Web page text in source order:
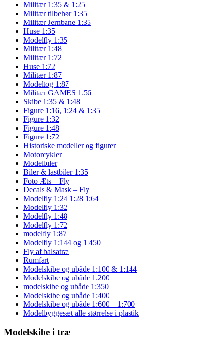
Militær 1:35 & 1:25
Militær tilbehør 1:35
Militær Jernbane 1:35
Huse 1:35
Modelfly 1:35
Militær 1:48
Militær 1:72
Huse 1:72
Militær 1:87
Modeltog 1:87
Militær GAMES 1:56
Skibe 1:35 & 1:48
Figure 1:16, 1:24 & 1:35
Figure 1:32
Figure 1:48
Figure 1:72
Historiske modeller og figurer
Motorcykler
Modelbiler
Biler & lastbiler 1:35
Foto Æts – Fly
Decals & Mask – Fly
Modelfly 1:24 1:28 1:64
Modelfly 1:32
Modelfly 1:48
Modelfly 1:72
modelfly 1:87
Modelfly 1:144 og 1:450
Fly af balsatræ
Rumfart
Modelskibe og ubåde 1:100 & 1:144
Modelskibe og ubåde 1:200
modelskibe og ubåde 1:350
Modelskibe og ubåde 1:400
Modelskibe og ubåde 1:600 – 1:700
Modelbyggesæt alle størrelse i plastik
Modelskibe i træ